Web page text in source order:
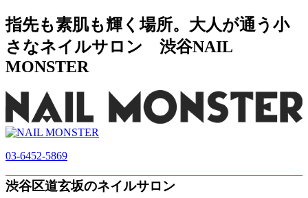
指先も素肌も輝く場所。大人が通う小
さなネイルサロン 渋谷NAIL
MONSTER
03-6452-5869
渋谷区道玄坂のネイルサロン